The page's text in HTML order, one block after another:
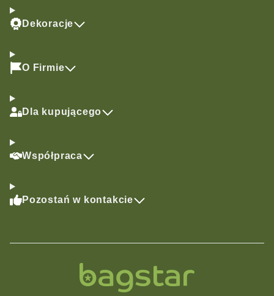
Dekoracje
O Firmie
Dla kupującego
Współpraca
Pozostań w kontakcie